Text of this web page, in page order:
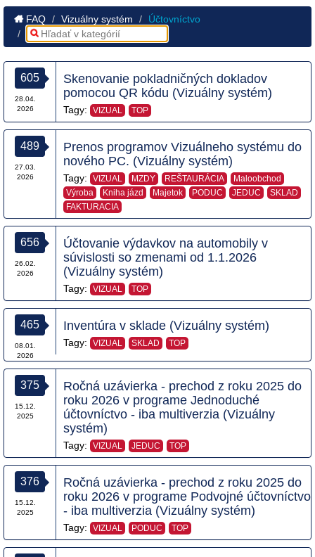
FAQ Vizuálny systém Účtovníctvo
605
28.04.
2026
Skenovanie pokladničných dokladov
pomocou QR kódu (Vizuálny systém)
Tagy: VIZUAL TOP
489
27.03.
2026
Prenos programov Vizuálneho systému do
nového PC. (Vizuálny systém)
Tagy: VIZUAL MZDY REŠTAURÁCIA
Maloobchod
Výroba
Kniha jázd Majetok PODUC JEDUC
SKLAD
FAKTURACIA
656
26.02.
2026
Účtovanie výdavkov na automobily v
súvislosti so zmenami od 1.1.2026
(Vizuálny systém)
Tagy: VIZUAL TOP
465
08.01.
2026
Inventúra v sklade (Vizuálny systém)
Tagy: VIZUAL SKLAD TOP
375
15.12.
2025
Ročná uzávierka - prechod z roku 2025 do
roku 2026 v programe Jednoduché
účtovníctvo - iba multiverzia (Vizuálny
systém)
Tagy: VIZUAL JEDUC TOP
376
15.12.
2025
Ročná uzávierka - prechod z roku 2025 do
roku 2026 v programe Podvojné účtovníctvo
- iba multiverzia (Vizuálny systém)
Tagy: VIZUAL PODUC TOP